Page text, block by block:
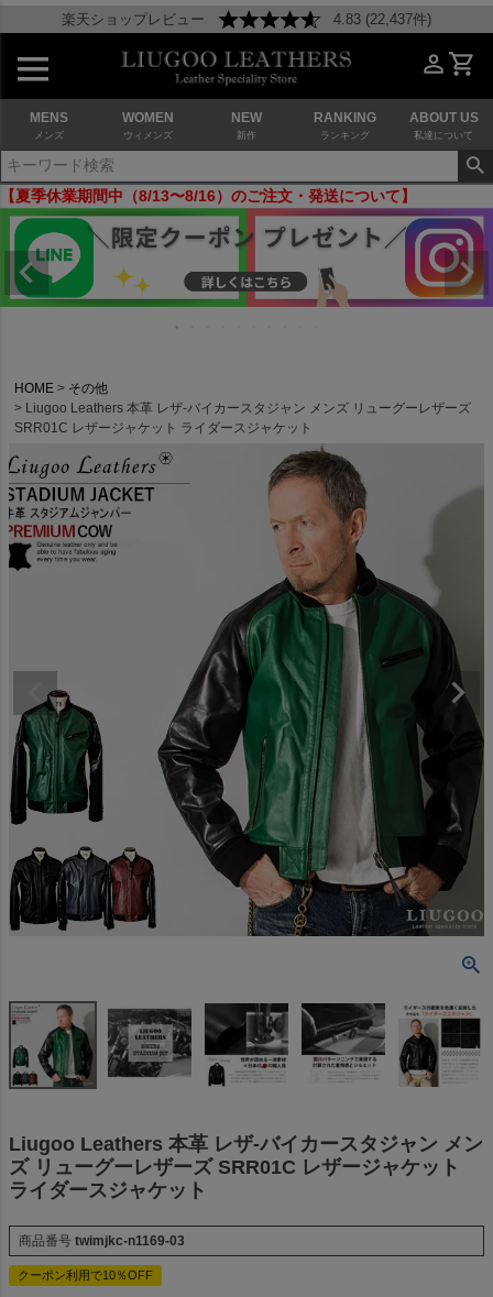
楽天ショップレビュー 4.83 (22,437件)
MENS
メンズ
WOMEN
ウィメンズ
NEW
新作
RANKING
ランキング
ABOUT US
私達について
【夏季休業期間中（8/13〜8/16）のご注文・発送について】
HOME
その他
Liugoo Leathers 本革 レザ-バイカースタジャン メンズ リューグーレザーズ
SRR01C レザージャケット ライダースジャケット
Liugoo Leathers 本革 レザ-バイカースタジャン メン
ズ リューグーレザーズ SRR01C レザージャケット
ライダースジャケット
商品番号 twimjkc-n1169-03
クーポン利用で10％OFF